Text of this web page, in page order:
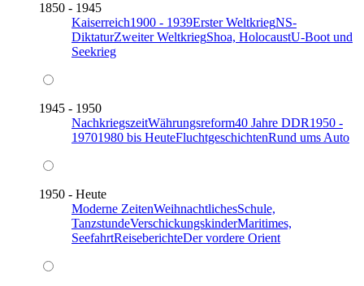
1850 - 1945
Kaiserreich1900 - 1939Erster WeltkriegNS-
DiktaturZweiter WeltkriegShoa, HolocaustU-Boot und
Seekrieg
1945 - 1950
NachkriegszeitWährungsreform40 Jahre DDR1950 -
19701980 bis HeuteFluchtgeschichtenRund ums Auto
1950 - Heute
Moderne ZeitenWeihnachtlichesSchule,
TanzstundeVerschickungskinderMaritimes,
SeefahrtReiseberichteDer vordere Orient